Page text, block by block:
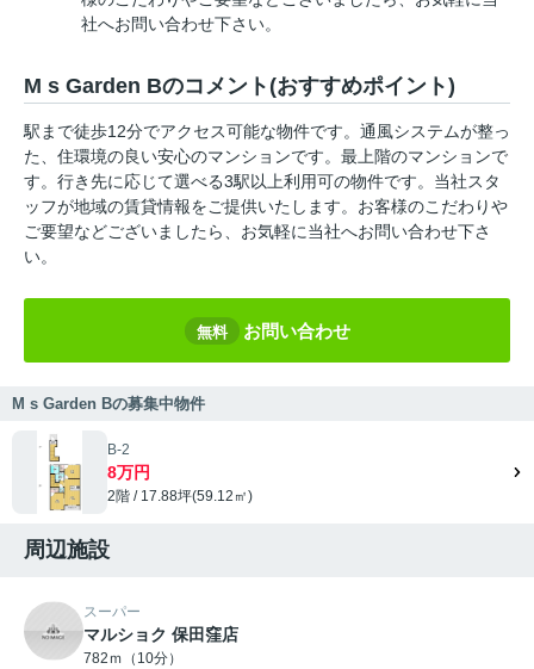
社へお問い合わせ下さい。
M s Garden Bのコメント(おすすめポイント)
駅まで徒歩12分でアクセス可能な物件です。通風システムが整っ
た、住環境の良い安心のマンションです。最上階のマンションで
す。行き先に応じて選べる3駅以上利用可の物件です。当社スタ
ッフが地域の賃貸情報をご提供いたします。お客様のこだわりや
ご要望などございましたら、お気軽に当社へお問い合わせ下さ
い。
無料 お問い合わせ
M s Garden Bの募集中物件
B-2
8万円
2階 / 17.88坪(59.12㎡)
周辺施設
スーパー
マルショク 保田窪店
782ｍ（10分）